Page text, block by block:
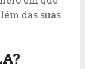
das suas